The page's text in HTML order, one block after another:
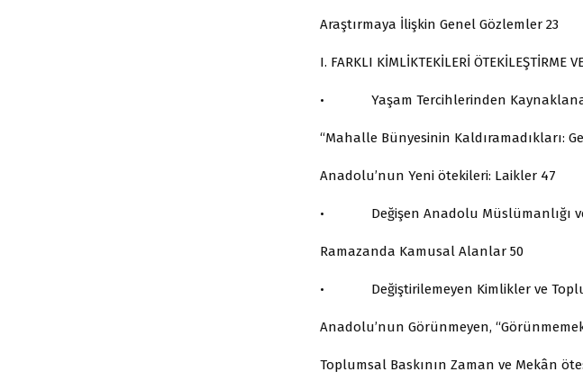
Araştırmaya İlişkin Genel Gözlemler 23
I. FARKLI KİMLİKTEKİLERİ ÖTEKİLEŞTİRME
• Yaşam Tercihlerinden Kaynaklanan
“Mahalle Bünyesinin Kaldıramadıkları:
Anadolu’nun Yeni ötekileri: Laikler 47
• Değişen Anadolu Müslümanlığı ve
Ramazanda Kamusal Alanlar 50
• Değiştirilemeyen Kimlikler ve
Anadolu’nun Görünmeyen,
Toplumsal Baskının Zaman ve Mekân